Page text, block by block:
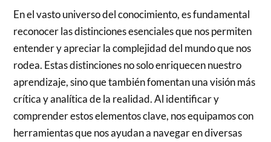
En el vasto universo del conocimiento, es fundamental
reconocer las distinciones esenciales que nos permiten
entender y apreciar la complejidad del mundo que nos
rodea. Estas distinciones no solo enriquecen nuestro
aprendizaje, sino que también fomentan una visión más
crítica y analítica de la realidad. Al identificar y
comprender estos elementos clave, nos equipamos con
herramientas que nos ayudan a navegar en diversas